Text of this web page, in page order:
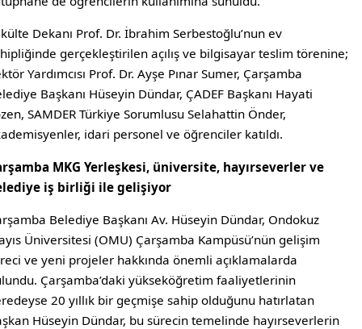
Dekanı Prof. Dr. İbrahim Serbestoğlu’nun ev
gerçekleştirilen açılış ve bilgisayar teslim törenine;
Yardımcısı Prof. Dr. Ayşe Pınar Sumer, Çarşamba
Başkanı Hüseyin Dündar, ÇADEF Başkanı Hayati
SAMDER Türkiye Sorumlusu Selahattin Önder,
idari personel ve öğrenciler katıldı.
MKG Yerleşkesi, üniversite, hayırseverler ve
iş birliği ile gelişiyor
Belediye Başkanı Av. Hüseyin Dündar, Ondokuz
Üniversitesi (OMU) Çarşamba Kampüsü’nün gelişim
ve yeni projeler hakkında önemli açıklamalarda
Çarşamba’daki yükseköğretim faaliyetlerinin
20 yıllık bir geçmişe sahip olduğunu hatırlatan
Hüseyin Dündar, bu sürecin temelinde hayırseverlerin